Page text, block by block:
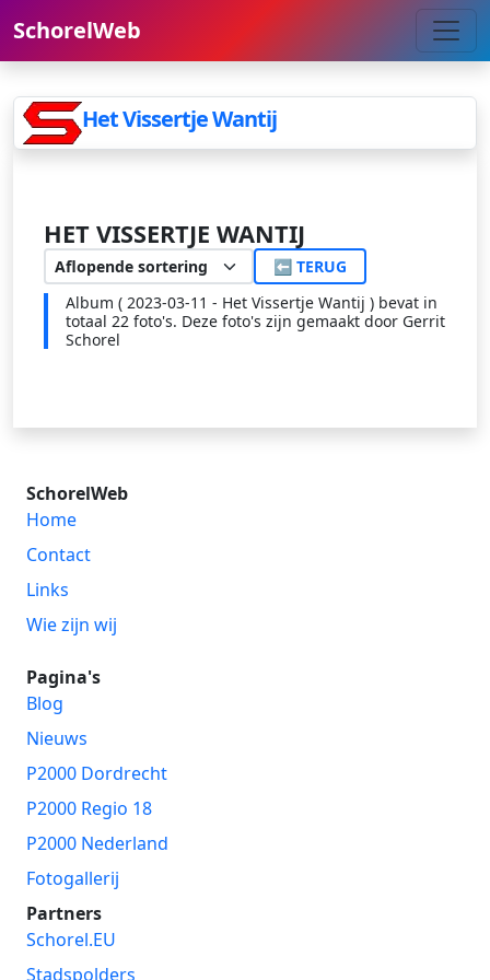
SchorelWeb
Het Vissertje Wantij
HET VISSERTJE WANTIJ
⬅ TERUG
Album ( 2023-03-11 - Het Vissertje Wantij ) bevat in
totaal 22 foto's. Deze foto's zijn gemaakt door Gerrit
Schorel
SchorelWeb
Home
Contact
Links
Wie zijn wij
Pagina's
Blog
Nieuws
P2000 Dordrecht
P2000 Regio 18
P2000 Nederland
Fotogallerij
Partners
Schorel.EU
Stadspolders